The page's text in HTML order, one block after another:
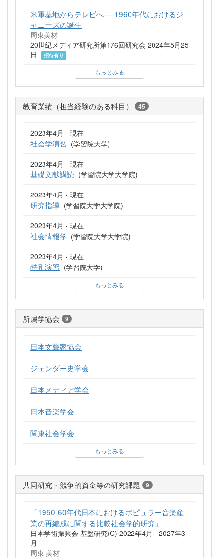
米軍基地からテレビへ──1960年代におけるジ
ャニーズの誕生
周東美材
20世紀メディア研究所第176回研究会 2024年5月25
日
招待有り
もっとみる
教育業績（担当経験のある科目） 45
2023年4月 - 現在
社会学演習 (学習院大学)
2023年4月 - 現在
基礎文献講読 (学習院大学大学院)
2023年4月 - 現在
研究指導 (学習院大学大学院)
2023年4月 - 現在
社会情報学 (学習院大学大学院)
2023年4月 - 現在
特別演習 (学習院大学)
もっとみる
所属学協会 9
日本文藝家協会
ジェンダー史学会
日本メディア学会
日本音楽学会
関東社会学会
もっとみる
共同研究・競争的資金等の研究課題 9
「1950-60年代日本におけるポピュラー音楽産
業の再編成に関する比較社会学的研究」
日本学術振興会 基盤研究(C) 2022年4月 - 2027年3
月
周東 美材